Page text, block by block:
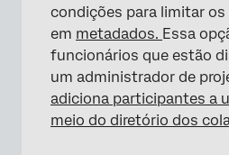
condições para limitar
em metadados. Essa
funcionários que estão
um administrador de
adiciona participantes a
meio do diretório dos